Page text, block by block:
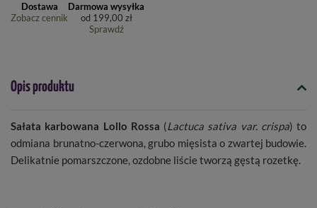
Dostawa
Zobacz cennik
Darmowa wysyłka
od 199,00 zł
Sprawdź
Opis produktu
Sałata karbowana Lollo Rossa (Lactuca sativa var. crispa) to
odmiana brunatno-czerwona, grubo mięsista o zwartej budowie.
Delikatnie pomarszczone, ozdobne liście tworzą gęstą rozetkę.